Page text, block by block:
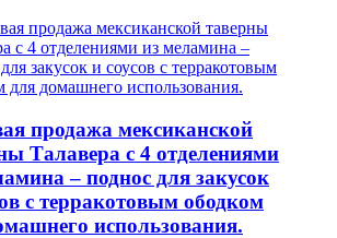
продажа мексиканской
Талавера с 4 отделениями
– поднос для закусок
с терракотовым ободком
использования.